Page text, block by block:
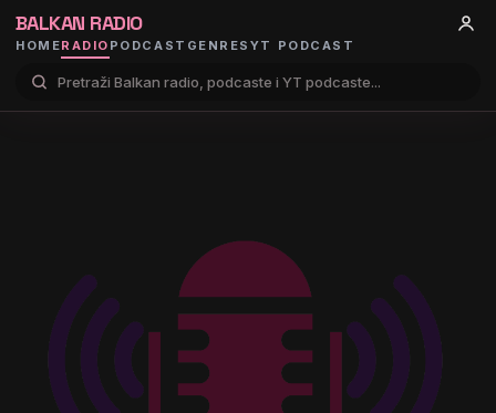
BALKAN RADIO
HOMERADIO PODCAST GENRES YT PODCAST